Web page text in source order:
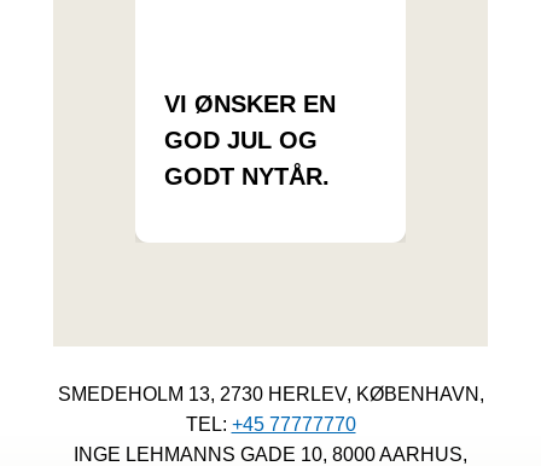
VI ØNSKER EN
GOD JUL OG
GODT NYTÅR.
SMEDEHOLM 13, 2730 HERLEV, KØBENHAVN,
TEL: +45 77777770
INGE LEHMANNS GADE 10, 8000 AARHUS,